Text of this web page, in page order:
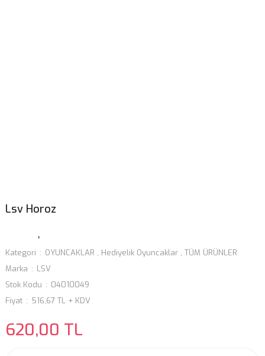
Lsv Horoz
Kategori OYUNCAKLAR , Hediyelik Oyuncaklar , TÜM ÜRÜNLER
Marka
LSV
Stok Kodu
04010049
Fiyat
516,67 TL + KDV
620,00 TL